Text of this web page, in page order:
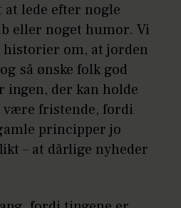
lede efter nogle
eller noget humor. Vi
historier om, at jorden
så ønske folk god
ingen, der kan holde
være fristende, fordi
principper jo
– at dårlige nyheder